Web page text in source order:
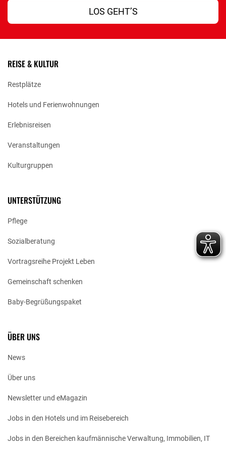
LOS GEHT’S
REISE & KULTUR
Restplätze
Hotels und Ferienwohnungen
Erlebnisreisen
Veranstaltungen
Kulturgruppen
UNTERSTÜTZUNG
Pflege
Sozialberatung
Vortragsreihe Projekt Leben
Gemeinschaft schenken
Baby-Begrüßungspaket
ÜBER UNS
News
Über uns
Newsletter und eMagazin
Jobs in den Hotels und im Reisebereich
Jobs in den Bereichen kaufmännische Verwaltung, Immobilien, IT